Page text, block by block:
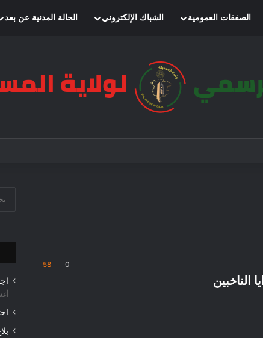
الصفقات العمومية الشباك الإلكتروني الحالة المدنية عن بعد
0
58